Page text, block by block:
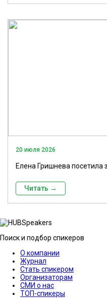
20 июля 2026
Елена Гришнева посетила
Читать →
Поиск и подбор спикеров
О компании
Журнал
Стать спикером
Организаторам
СМИ о нас
ТОП-спикеры